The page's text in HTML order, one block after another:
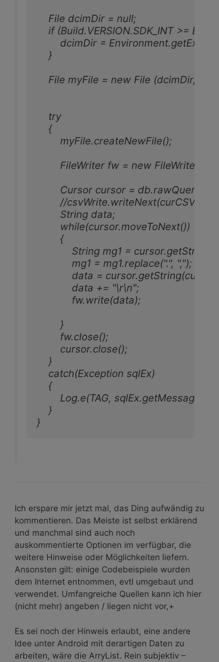
    File dcimDir = null;
if (Build.VERSION.SDK_INT >=
dcimDir =
    }
File myFile = new File (dcimDir,
    try
    {
        myFile.createNewFile();
FileWriter fw = new
Cursor cursor =
//
        String data;
        while(cursor.moveToNext())
        {
String mg1 =
            mg1 = mg1.replace(".", ",");
data =
            data += "\r\n";
            fw.write(data);
        }
        fw.close();
        cursor.close();
    }
    catch(Exception sqlEx)
    {
Log.e(TAG, sqlEx.getMessage(),
    }
}
Ich erspare mir jetzt mal, das Ding aufwändig zu
kommentieren. Das Meiste ist selbst erklärend
und manchmal sind auch noch
auskommentierte Optionen im verfügbar, die
weitere Hinweise oder Möglichkeiten liefern.
Ansonsten gilt: einige Codebeispiele wurden
dem Internet entnommen, evtl umgebaut und
verwendet. Umfangreiche Quellen kann ich hier
(nicht mehr) angeben / liegen nicht vor,+
Es sei noch der Hinweis erlaubt, eine andere
Idee unter Android mit derartigen Daten zu
arbeiten, wäre die ArryList. Rein subjektiv –